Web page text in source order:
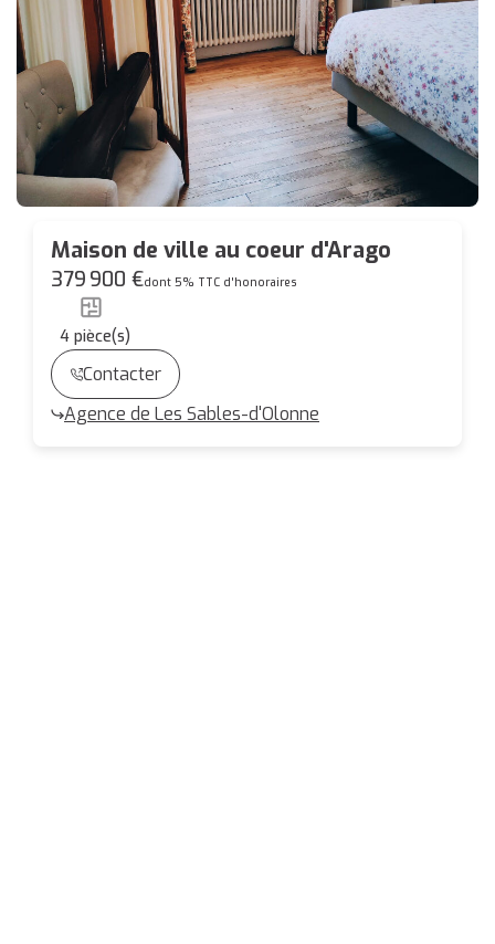
Maison de ville au coeur d'Arago
379 900 €dont 5% TTC d'honoraires
4 pièce(s)
Contacter
Agence de Les Sables-d'Olonne